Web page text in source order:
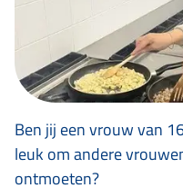
Ben jij een vrouw van
leuk om andere
ontmoeten?